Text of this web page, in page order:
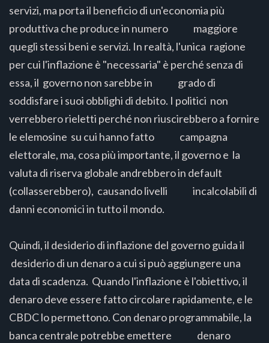
servizi, ma porta il beneficio di un'economia più
produttiva che produce in numero maggiore
quegli stessi beni e servizi. In realtà, l'unica ragione
per cui l'inflazione è "necessaria" è perché senza di
essa, il governo non sarebbe in grado di
soddisfare i suoi obblighi di debito. I politici non
verrebbero rieletti perché non riuscirebbero a fornire
le elemosine su cui hanno fatto campagna
elettorale, ma, cosa più importante, il governo e la
valuta di riserva globale andrebbero in default
(collasserebbero), causando livelli incalcolabili di
danni economici in tutto il mondo.
Quindi, il desiderio di inflazione del governo guida il
desiderio di un denaro a cui si può aggiungere una
data di scadenza. Quando l'inflazione è l'obiettivo, il
denaro deve essere fatto circolare rapidamente, e le
CBDC lo permettono. Con denaro programmabile, la
banca centrale potrebbe emettere denaro